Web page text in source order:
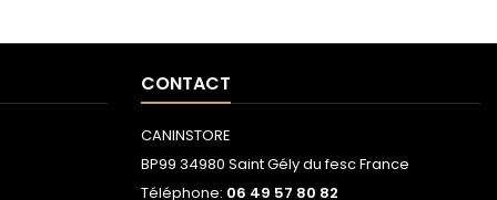
CONTACT
CANINSTORE
BP99 34980 Saint Gély du fesc France
Téléphone: 06 49 57 80 82